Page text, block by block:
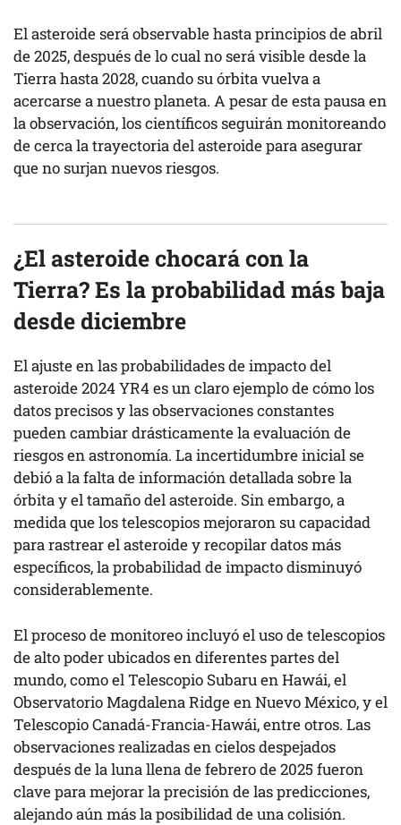
El asteroide será observable hasta principios de abril
de 2025, después de lo cual no será visible desde la
Tierra hasta 2028, cuando su órbita vuelva a
acercarse a nuestro planeta. A pesar de esta pausa en
la observación, los científicos seguirán monitoreando
de cerca la trayectoria del asteroide para asegurar
que no surjan nuevos riesgos.
¿El asteroide chocará con la
Tierra? Es la probabilidad más baja
desde diciembre
El ajuste en las probabilidades de impacto del
asteroide 2024 YR4 es un claro ejemplo de cómo los
datos precisos y las observaciones constantes
pueden cambiar drásticamente la evaluación de
riesgos en astronomía. La incertidumbre inicial se
debió a la falta de información detallada sobre la
órbita y el tamaño del asteroide. Sin embargo, a
medida que los telescopios mejoraron su capacidad
para rastrear el asteroide y recopilar datos más
específicos, la probabilidad de impacto disminuyó
considerablemente.
El proceso de monitoreo incluyó el uso de telescopios
de alto poder ubicados en diferentes partes del
mundo, como el Telescopio Subaru en Hawái, el
Observatorio Magdalena Ridge en Nuevo México, y el
Telescopio Canadá-Francia-Hawái, entre otros. Las
observaciones realizadas en cielos despejados
después de la luna llena de febrero de 2025 fueron
clave para mejorar la precisión de las predicciones,
alejando aún más la posibilidad de una colisión.